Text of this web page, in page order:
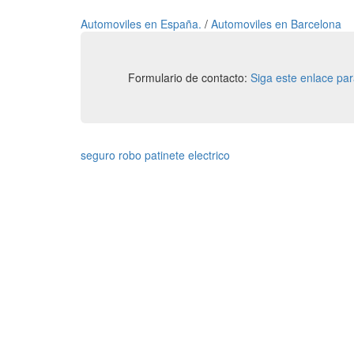
Automoviles en España. / Automoviles en Barcelona
Formulario de contacto: Siga este enlace
seguro robo patinete electrico